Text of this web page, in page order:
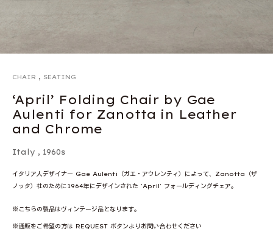
CHAIR , SEATING
‘April’ Folding Chair by Gae
Aulenti for Zanotta in Leather
and Chrome
Italy , 1960s
イタリア人デザイナー Gae Aulenti（ガエ・アウレンティ）によって、Zanotta（ザ
ノッタ）社のために1964年にデザインされた 'April' フォールディングチェア。
※こちらの製品はヴィンテージ品となります。
※通販をご希望の方は REQUEST ボタンよりお問い合わせください